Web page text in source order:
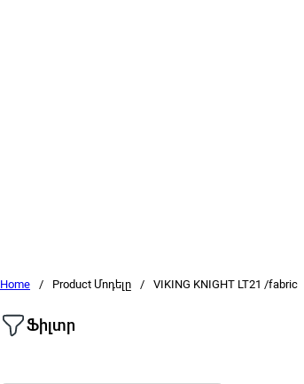
Home / Product Մոդելը / VIKING KNIGHT LT21 /fabric
Ֆիլտր